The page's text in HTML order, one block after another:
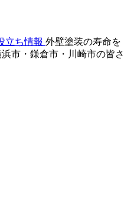
立ち情報 外壁塗装の寿命を
市・鎌倉市・川崎市の皆さ